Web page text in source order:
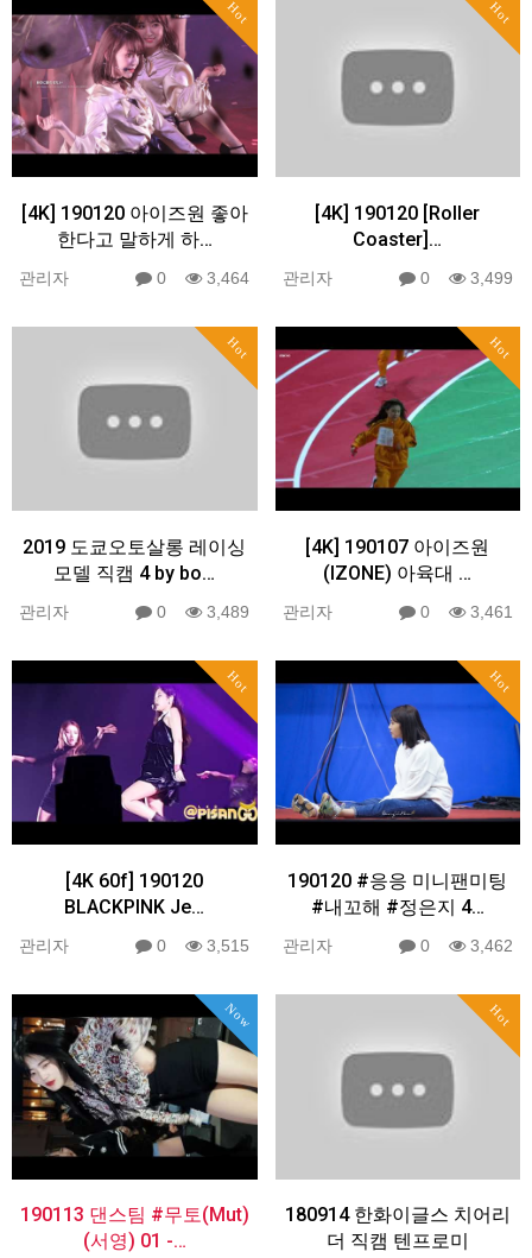
Hot
[4K] 190120 아이즈원 좋아
한다고 말하게 하…
관리자 0 3,464
Hot
[4K] 190120 [Roller
Coaster]…
관리자 0 3,499
Hot
2019 도쿄오토살롱 레이싱
모델 직캠 4 by bo…
관리자 0 3,489
Hot
[4K] 190107 아이즈원
(IZONE) 아육대 …
관리자 0 3,461
Hot
[4K 60f] 190120
BLACKPINK Je…
관리자 0 3,515
Hot
190120 #응응 미니팬미팅
#내꼬해 #정은지 4…
관리자 0 3,462
Now
190113 댄스팀 #무토(Mut)
(서영) 01 -…
Hot
180914 한화이글스 치어리
더 직캠 텐프로미